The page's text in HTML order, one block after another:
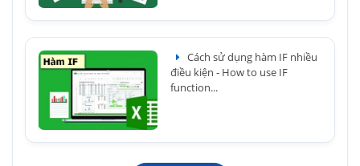
Cách sử dụng hàm IF nhiều
điều kiện - How to use IF
function...